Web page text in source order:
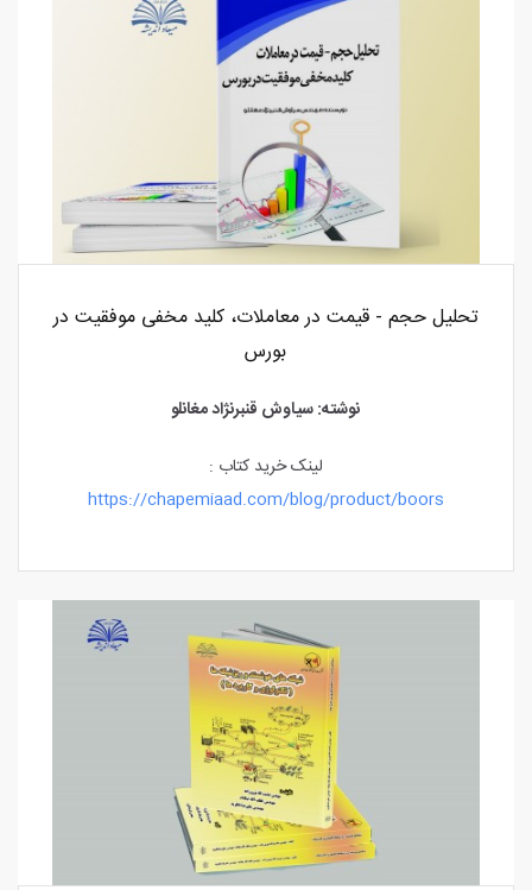
تحلیل حجم - قیمت در معاملات، کلید مخفی موفقیت در
بورس
نوشته: سیاوش قنبرنژاد مغانلو
لینک خرید کتاب :
https://chapemiaad.com/blog/product/boors